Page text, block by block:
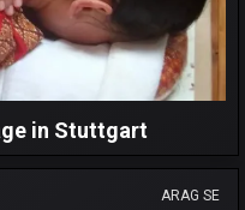
in Stuttgart
ARAG SE